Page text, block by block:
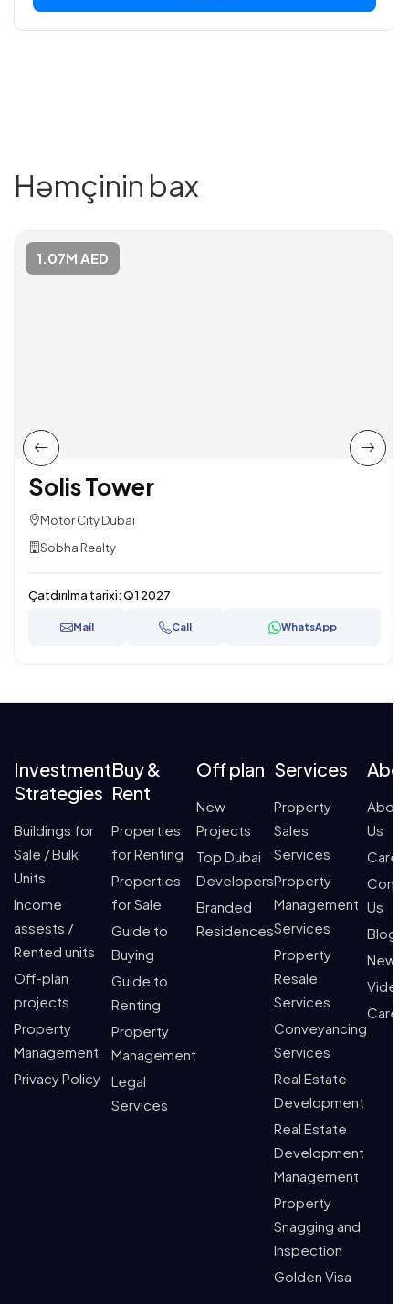
Həmçinin bax
1.07M AED
Solis Tower
Motor City Dubai
Sobha Realty
Çatdırılma tarixi:Q1 2027
Mail Call WhatsApp
Investment
Strategies
Buildings for
Sale / Bulk
Units
Income
assests /
Rented units
Off-plan
projects
Property
Management
Privacy Policy
Buy &
Rent
Properties
for Renting
Properties
for Sale
Guide to
Buying
Guide to
Renting
Property
Management
Legal
Services
Off plan
New
Projects
Top Dubai
Developers
Branded
Residences
Services
Property
Sales
Services
Property
Management
Services
Property
Resale
Services
Conveyancing
Services
Real Estate
Development
Real Estate
Development
Management
Property
Snagging and
Inspection
Golden Visa
About
Us
Us
Blogs
News